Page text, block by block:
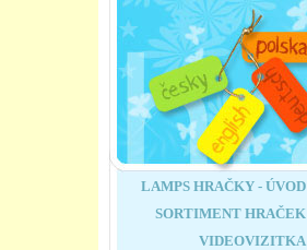
LAMPS HRAČKY - ÚVOD
SORTIMENT HRAČEK
VIDEOVIZITKA